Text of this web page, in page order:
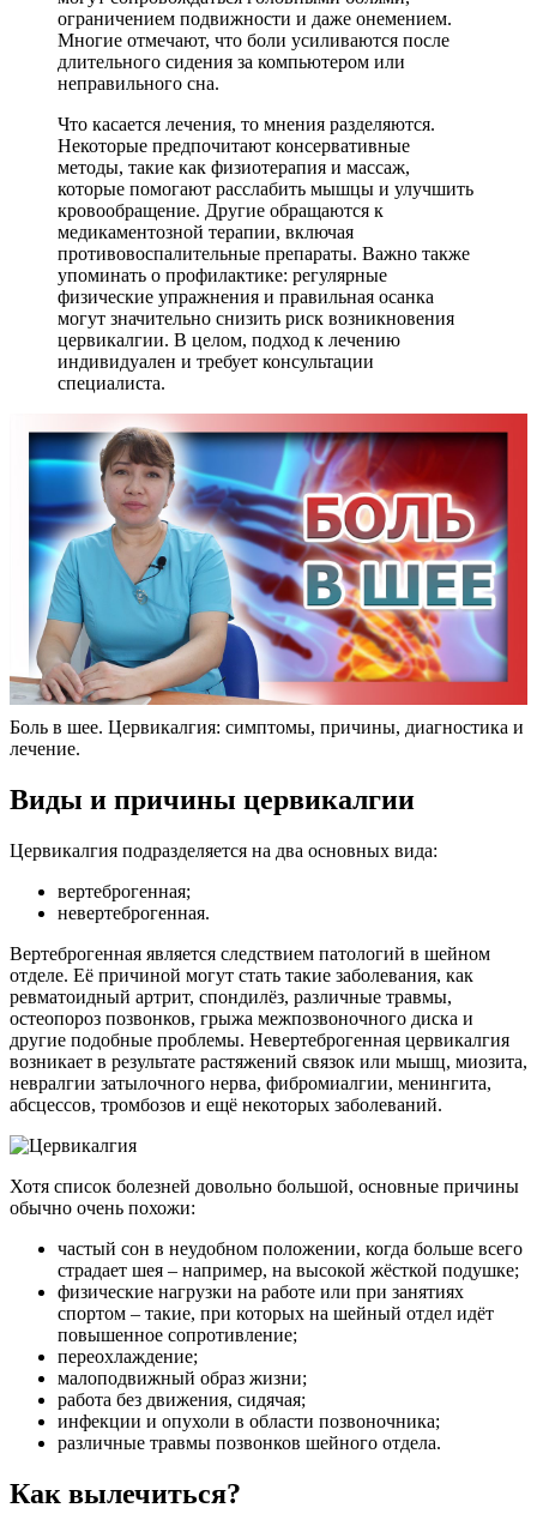
ограничением подвижности и даже онемением.
Многие отмечают, что боли усиливаются после
длительного сидения за компьютером или
неправильного сна.
Что касается лечения, то мнения разделяются.
Некоторые предпочитают консервативные
методы, такие как физиотерапия и массаж,
которые помогают расслабить мышцы и улучшить
кровообращение. Другие обращаются к
медикаментозной терапии, включая
противовоспалительные препараты. Важно также
упоминать о профилактике: регулярные
физические упражнения и правильная осанка
могут значительно снизить риск возникновения
цервикалгии. В целом, подход к лечению
индивидуален и требует консультации
специалиста.
Боль в шее. Цервикалгия: симптомы, причины, диагностика и
лечение.
Виды и причины цервикалгии
Цервикалгия подразделяется на два основных вида:
вертеброгенная;
невертеброгенная.
Вертеброгенная является следствием патологий в шейном
отделе. Её причиной могут стать такие заболевания, как
ревматоидный артрит, спондилёз, различные травмы,
остеопороз позвонков, грыжа межпозвоночного диска и
другие подобные проблемы. Невертеброгенная цервикалгия
возникает в результате растяжений связок или мышц, миозита,
невралгии затылочного нерва, фибромиалгии, менингита,
абсцессов, тромбозов и ещё некоторых заболеваний.
Хотя список болезней довольно большой, основные причины
обычно очень похожи:
частый сон в неудобном положении, когда больше всего
страдает шея – например, на высокой жёсткой подушке;
физические нагрузки на работе или при занятиях
спортом – такие, при которых на шейный отдел идёт
повышенное сопротивление;
переохлаждение;
малоподвижный образ жизни;
работа без движения, сидячая;
инфекции и опухоли в области позвоночника;
различные травмы позвонков шейного отдела.
Как вылечиться?